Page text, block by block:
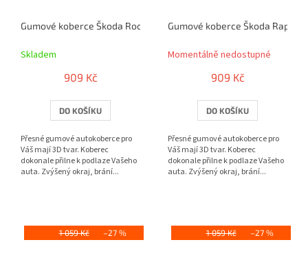
Gumové koberce Škoda Roomster (2006-)
Skladem
909 Kč
DO KOŠÍKU
Přesné gumové autokoberce pro
Váš mají 3D tvar. Koberec
dokonale přilne k podlaze Vašeho
auta. Zvýšený okraj, brání...
Gumové koberce Škoda Rapid
Momentálně nedostupné
909 Kč
DO KOŠÍKU
Přesné gumové autokoberce pro
Váš mají 3D tvar. Koberec
dokonale přilne k podlaze Vašeho
auta. Zvýšený okraj, brání...
1 059 Kč –27 % 1 059 Kč –27 %